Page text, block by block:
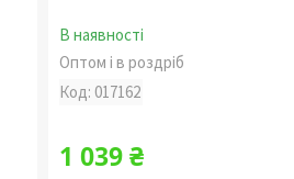
В наявності
Оптом і в роздріб
Код: 017162
1 039 ₴